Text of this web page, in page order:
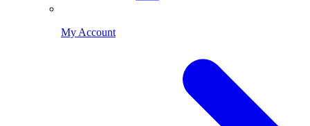
My Account